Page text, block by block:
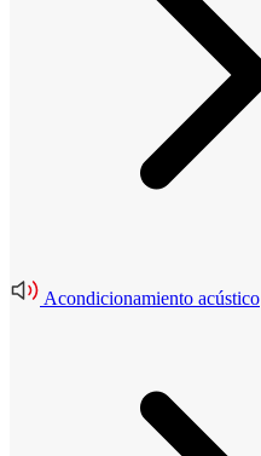
Acondicionamiento acústico